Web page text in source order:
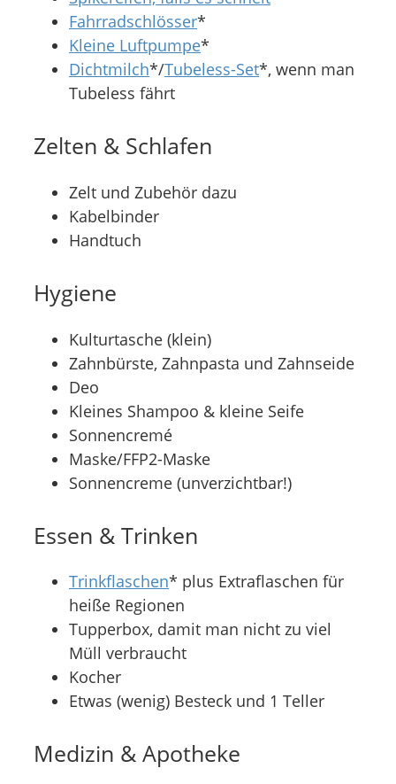
Fahrradschlösser*
Kleine Luftpumpe*
Dichtmilch*/Tubeless-Set*, wenn man
Tubeless fährt
Zelten & Schlafen
Zelt und Zubehör dazu
Kabelbinder
Handtuch
Hygiene
Kulturtasche (klein)
Zahnbürste, Zahnpasta und Zahnseide
Deo
Kleines Shampoo & kleine Seife
Sonnencremé
Maske/FFP2-Maske
Sonnencreme (unverzichtbar!)
Essen & Trinken
Trinkflaschen* plus Extraflaschen für
heiße Regionen
Tupperbox, damit man nicht zu viel
Müll verbraucht
Kocher
Etwas (wenig) Besteck und 1 Teller
Medizin & Apotheke